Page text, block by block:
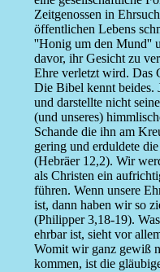
Zeitgenossen in
öffentlichen Lebens
''Honig um den Mund''
davor, ihr Gesicht zu
Ehre verletzt wird. Das
Die Bibel kennt beides.
und darstellte nicht
(und unseres)
Schande die ihn am
gering und erduldete
(Hebräer 12,2). Wir
als Christen ein
führen. Wenn unsere
ist, dann haben wir so
(Philipper 3,18-19).
ehrbar ist, sieht vor
Womit wir ganz gewiß
kommen, ist die